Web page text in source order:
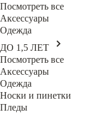
Посмотреть все
Аксессуары
Одежда
ДО 1,5 ЛЕТ
Посмотреть все
Аксессуары
Одежда
Носки и пинетки
Пледы